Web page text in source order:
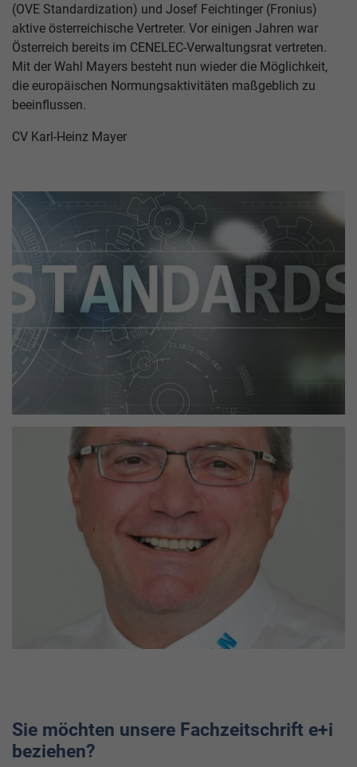
(OVE Standardization) und Josef Feichtinger (Fronius)
aktive österreichische Vertreter. Vor einigen Jahren war
Österreich bereits im CENELEC-Verwaltungsrat vertreten.
Mit der Wahl Mayers besteht nun wieder die Möglichkeit,
die europäischen Normungsaktivitäten maßgeblich zu
beeinflussen.
CV Karl-Heinz Mayer
Sie möchten unsere Fachzeitschrift e+i
beziehen?